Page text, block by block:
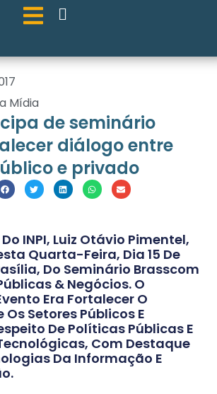
Mídia
de seminário
diálogo entre
e privado
INPI, Luiz Otávio Pimentel,
Quarta-Feira, Dia 15 De
Do Seminário Brasscom
& Negócios. O
Era Fortalecer O
Setores Públicos E
De Políticas Públicas E
Com Destaque
Da Informação E